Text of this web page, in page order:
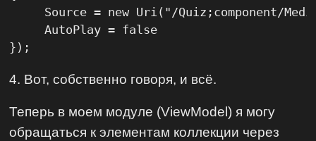
Source = new Uri("/Quiz;component/
     AutoPlay = false
});
4. Вот, собственно говоря, и всё.
Теперь в моем модуле (ViewModel) я могу
обращаться к элементам коллекции через